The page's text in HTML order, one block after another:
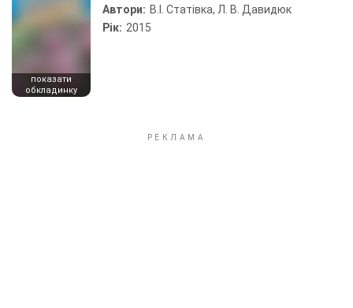
показати
обкладинку
Автори:
В.І. Статівка, Л. В. Давидюк
Рік: 2015